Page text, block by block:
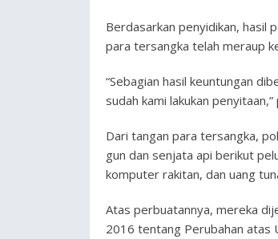
Berdasarkan penyidikan, hasil
para tersangka telah meraup
“Sebagian hasil keuntungan
sudah kami lakukan penyitaan,”
Dari tangan para tersangka,
gun dan senjata api berikut
komputer rakitan, dan uang
Atas perbuatannya, mereka
2016 tentang Perubahan atas